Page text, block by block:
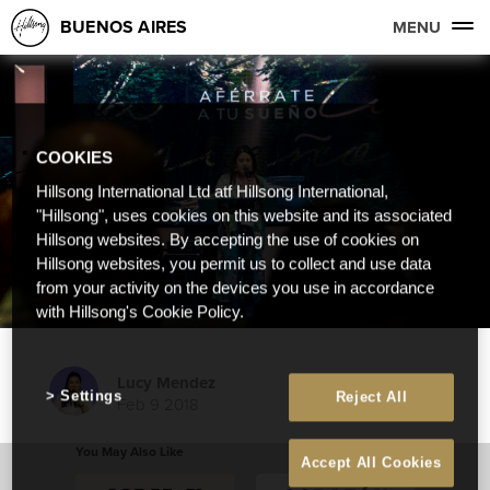
BUENOS AIRES MENU
Feb 9 2018
COOKIES
Hillsong International Ltd atf Hillsong International,
"Hillsong", uses cookies on this website and its associated
Hillsong websites. By accepting the use of cookies on
Hillsong websites, you permit us to collect and use data
from your activity on the devices you use in accordance
with Hillsong's Cookie Policy.
Reject All
Accept All Cookies
Settings